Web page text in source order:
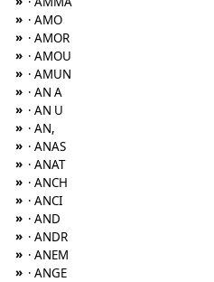
» · AMO
» · AMOR
» · AMOU
» · AMUN
» · AN A
» · AN U
» · AN,
» · ANAS
» · ANAT
» · ANCH
» · ANCI
» · AND
» · ANDR
» · ANEM
» · ANGE